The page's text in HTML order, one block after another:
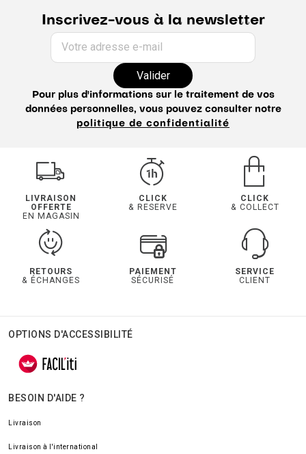
Inscrivez-vous à la newsletter
Votre adresse e-mail
Valider
Pour plus d'informations sur le traitement de vos
données personnelles, vous pouvez consulter notre
politique de confidentialité
LIVRAISON
OFFERTE
EN MAGASIN
CLICK
& RESERVE
CLICK
& COLLECT
RETOURS
& ÉCHANGES
PAIEMENT
SÉCURISÉ
SERVICE
CLIENT
OPTIONS D'ACCESSIBILITÉ
BESOIN D'AIDE ?
Livraison
Livraison à l'international